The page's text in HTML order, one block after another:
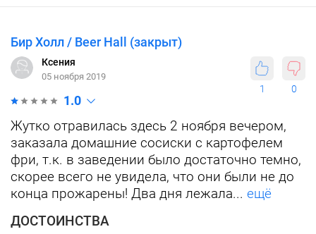
Бир Холл / Beer Hall (закрыт)
1 0
Ксения
05 ноября 2019
1.0
Жутко отравилась здесь 2 ноября вечером,
заказала домашние сосиски с картофелем
фри, т.к. в заведении было достаточно темно,
скорее всего не увидела, что они были не до
конца прожарены! Два дня лежала... ещё
ДОСТОИНСТВА